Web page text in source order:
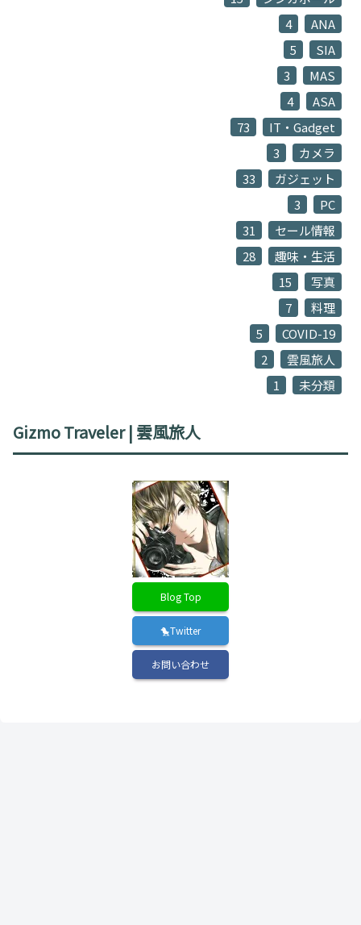
ANA
4
SIA
5
MAS
3
ASA
4
IT・Gadget
73
カメラ
3
ガジェット
33
PC
3
セール情報
31
趣味・生活
28
写真
15
料理
7
COVID-19
5
雲風旅人
2
未分類
1
Gizmo Traveler | 雲風旅人
Blog Top
🐤Twitter
お問い合わせ